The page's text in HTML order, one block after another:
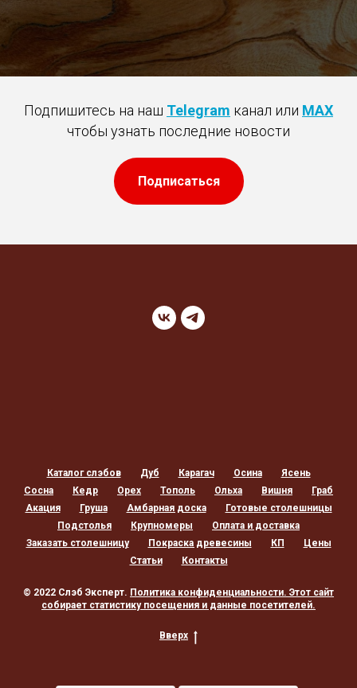
Подпишитесь на наш Telegram канал или MAX
чтобы узнать последние новости
Подписаться
Каталог слэбов Дуб Карагач Осина
Ясень
Сосна
Кедр Орех Тополь Ольха Вишня
Граб
Акация
Груша Амбарная доска
Готовые столешницы
Подстолья
Крупномеры
Оплата и доставка
Заказать столешницу
Покраска древесины КП
Цены
Статьи
Контакты
© 2022 Слэб Эксперт. Политика конфиденциальности. Этот сайт
собирает статистику посещения и данные посетителей.
Вверх